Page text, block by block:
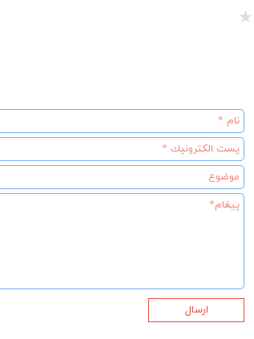
ارسال